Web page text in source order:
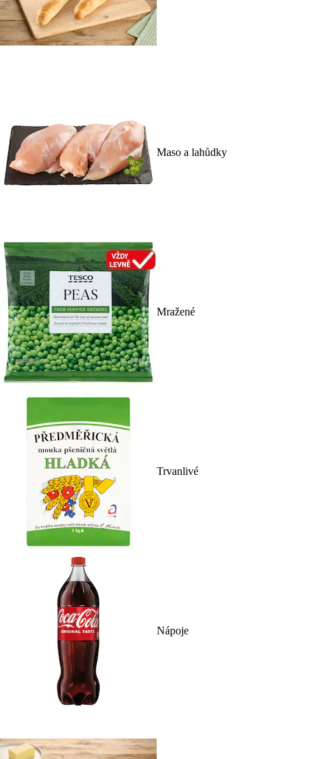
Maso a lahůdky
Mražené
Trvanlivé
Nápoje